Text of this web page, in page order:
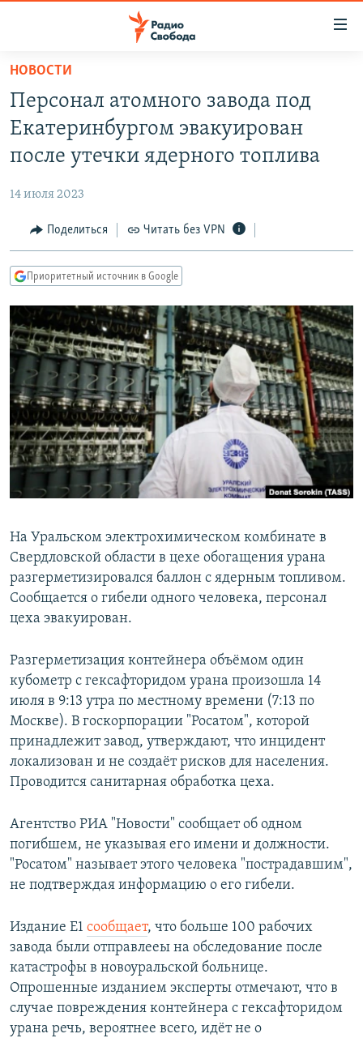
упрощенного
доступа
Вернуться
основному
Вернутся
Вернутся
поиску
ПОДКАСТЫ
АВТОРСКИЕ ПРОЕКТЫ
МНЕНИЯ
КУЛЬТУРА
КАВКАЗ.РЕАЛИИ
СЕВЕР.РЕАЛИИ
СИБИРЬ.РЕАЛИИ
РАСПИСАНИЕ ВЕЩАНИЯ
ПОДПИШИТЕСЬ НА РАССЫЛКУ
СОЦИАЛЬНЫЕ СЕТИ
Все сайты РСЕ/РС
НОВОСТИ
Персонал атомного завода под
Екатеринбургом эвакуирован
после утечки ядерного топлива
14 июля 2023
Поделиться Читать без VPN
Приоритетный источник в Google
На Уральском электрохимическом комбинате в
Свердловской области в цехе обогащения урана
разгерметизировался баллон с ядерным топливом.
Сообщается о гибели одного человека, персонал
цеха эвакуирован.
Разгерметизация контейнера объёмом один
кубометр с гексафторидом урана произошла 14
июля в 9:13 утра по местному времени (7:13 по
Москве). В госкорпорации "Росатом", которой
принадлежит завод, утверждают, что инцидент
локализован и не создаёт рисков для населения.
Проводится санитарная обработка цеха.
Агентство РИА "Новости" сообщает об одном
погибшем, не указывая его имени и должности.
"Росатом" называет этого человека "пострадавшим",
не подтверждая информацию о его гибели.
Издание E1 сообщает, что больше 100 рабочих
завода были отправлееы на обследование после
катастрофы в новоуральской больнице.
Опрошенные изданием эксперты отмечают, что в
случае повреждения контейнера с гексафторидом
урана речь, вероятнее всего, идёт не о